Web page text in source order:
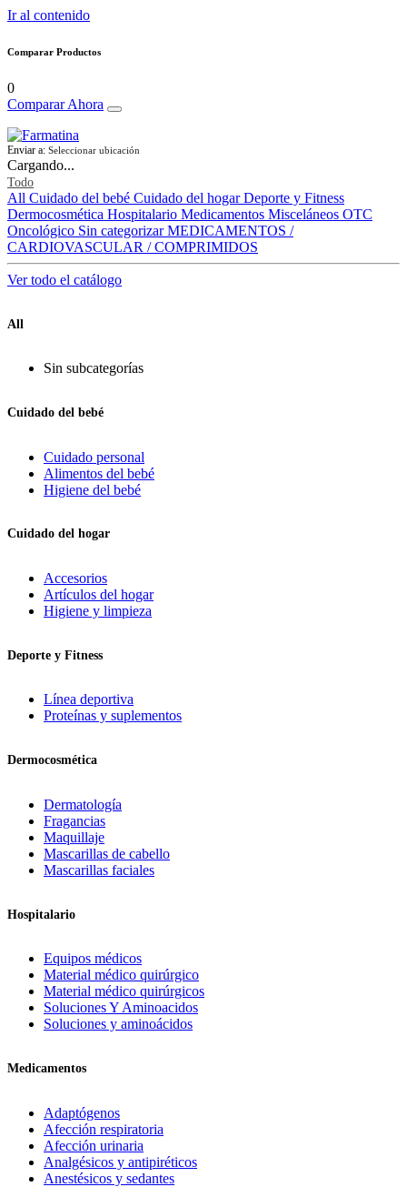
Ir al contenido
Comparar Productos
0
Comparar Ahora
Enviar a: Seleccionar ubicación
Cargando...
Todo
All Cuidado del bebé Cuidado del hogar Deporte y Fitness
Dermocosmética Hospitalario Medicamentos Misceláneos OTC
Oncológico Sin categorizar MEDICAMENTOS /
CARDIOVASCULAR / COMPRIMIDOS
Ver todo el catálogo
All
Sin subcategorías
Cuidado del bebé
Cuidado personal
Alimentos del bebé
Higiene del bebé
Cuidado del hogar
Accesorios
Artículos del hogar
Higiene y limpieza
Deporte y Fitness
Línea deportiva
Proteínas y suplementos
Dermocosmética
Dermatología
Fragancias
Maquillaje
Mascarillas de cabello
Mascarillas faciales
Hospitalario
Equipos médicos
Material médico quirúrgico
Material médico quirúrgicos
Soluciones Y Aminoacidos
Soluciones y aminoácidos
Medicamentos
Adaptógenos
Afección respiratoria
Afección urinaria
Analgésicos y antipiréticos
Anestésicos y sedantes